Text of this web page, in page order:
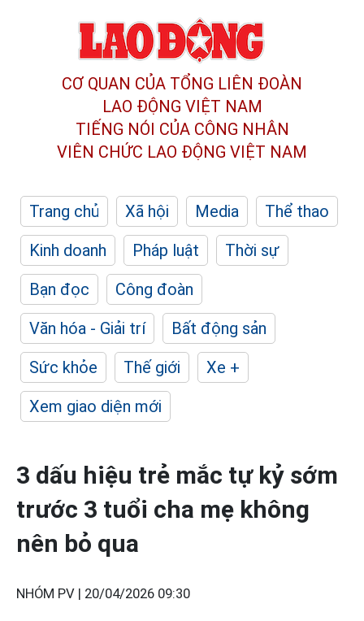
CƠ QUAN CỦA TỔNG LIÊN ĐOÀN
LAO ĐỘNG VIỆT NAM
TIẾNG NÓI CỦA CÔNG NHÂN
VIÊN CHỨC LAO ĐỘNG VIỆT NAM
Trang chủ Xã hội Media
Thể thao
Kinh doanh
Pháp luật
Thời sự
Bạn đọc
Công đoàn
Văn hóa - Giải trí
Bất động sản
Sức khỏe
Thế giới
Xe +
Xem giao diện mới
3 dấu hiệu trẻ mắc tự kỷ sớm
trước 3 tuổi cha mẹ không
nên bỏ qua
NHÓM PV | 20/04/2026 09:30